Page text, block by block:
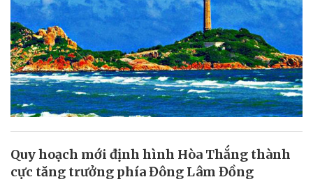
Quy hoạch mới định hình Hòa Thắng thành
cực tăng trưởng phía Đông Lâm Đồng